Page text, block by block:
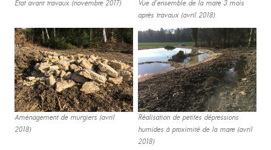
Etat avant travaux (novembre 2017)
Vue d‘ensemble de la mare 3 mois
après travaux (avril 2018)
Aménagement de murgiers (avril
2018)
Réalisation de petites dépressions
humides à proximité de la mare (avril
2018)